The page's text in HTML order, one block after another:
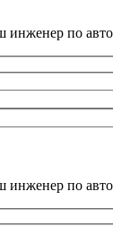
по
по